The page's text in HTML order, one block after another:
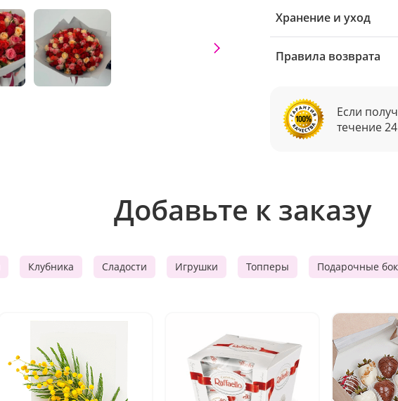
Хранение и уход
Правила возврата
Если
течение
Добавьте к заказу
Клубника Сладости Игрушки Топперы Подарочные